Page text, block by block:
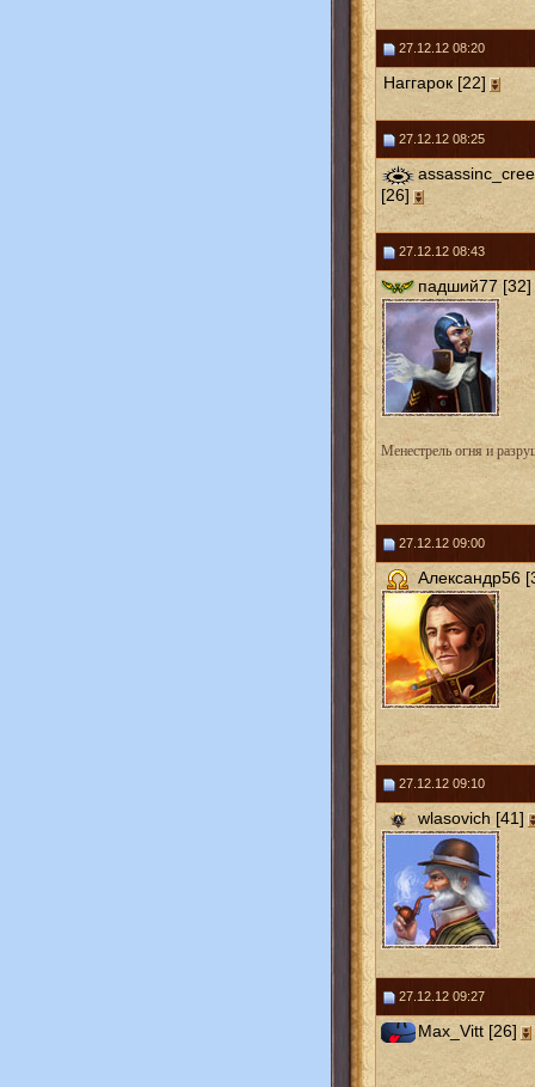
27.12.12 08:20
Наггарок [22]
27.12.12 08:25
[26]
27.12.12 08:43
падший77 [32]
Менестрель огня и
27.12.12 09:00
Александр56
27.12.12 09:10
wlasovich [41]
27.12.12 09:27
Max_Vitt [26]